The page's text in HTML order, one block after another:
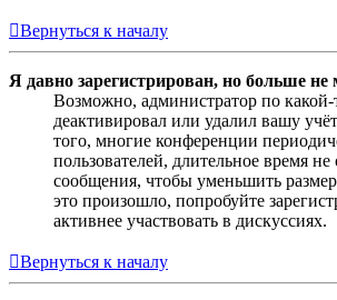
Вернуться к началу
Я давно зарегистрирован, но больше не
Возможно, администратор по
деактивировал или удалил вашу
того, многие конференции
пользователей, длительное время
сообщения, чтобы уменьшить
это произошло, попробуйте
активнее участвовать в дискуссиях.
Вернуться к началу